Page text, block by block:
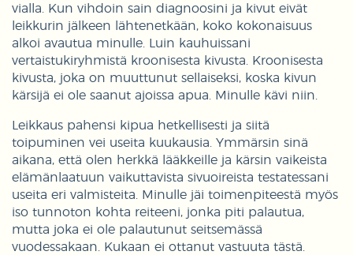
vialla. Kun vihdoin sain diagnoosini ja kivut eivät
leikkurin jälkeen lähtenetkään, koko kokonaisuus
alkoi avautua minulle. Luin kauhuissani
vertaistukiryhmistä kroonisesta kivusta. Kroonisesta
kivusta, joka on muuttunut sellaiseksi, koska kivun
kärsijä ei ole saanut ajoissa apua. Minulle kävi niin.
Leikkaus pahensi kipua hetkellisesti ja siitä
toipuminen vei useita kuukausia. Ymmärsin sinä
aikana, että olen herkkä lääkkeille ja kärsin vaikeista
elämänlaatuun vaikuttavista sivuoireista testatessani
useita eri valmisteita. Minulle jäi toimenpiteestä myös
iso tunnoton kohta reiteeni, jonka piti palautua,
mutta joka ei ole palautunut seitsemässä
vuodessakaan. Kukaan ei ottanut vastuuta tästä.